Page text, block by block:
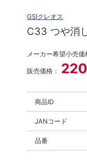
GSIクレオス
C33 つや消
メーカー希望小売価
販売価格： 220
商品ID
JANコード
品番